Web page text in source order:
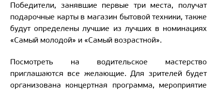
Победители, занявшие первые три места, получат
подарочные карты в магазин бытовой техники, также
будут определены лучшие из лучших в номинациях
«Самый молодой» и «Самый возрастной».
Посмотреть на водительское мастерство
приглашаются все желающие. Для зрителей будет
организована концертная программа, мероприятие